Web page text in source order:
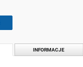
INFORMACJE